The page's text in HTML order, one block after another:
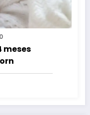
0
meses